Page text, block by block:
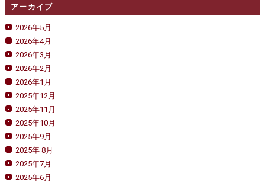
アーカイブ
アーカイブ
2026年5月
2026年4月
2026年3月
2026年2月
2026年1月
2025年12月
2025年11月
2025年10月
2025年9月
2025年 8月
2025年7月
2025年6月